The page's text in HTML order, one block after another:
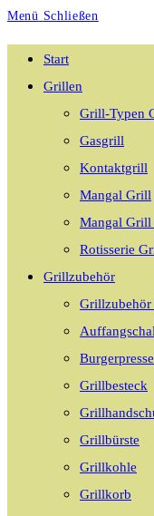
Menü Schließen
Start
Grillen
Grill-Typen
Gasgrill
Kontaktgrill
Mangal Grill
Mangal
Rotisserie
Grillzubehör
Burgerpresse
Grillbesteck
Grillbürste
Grillkohle
Grillkorb